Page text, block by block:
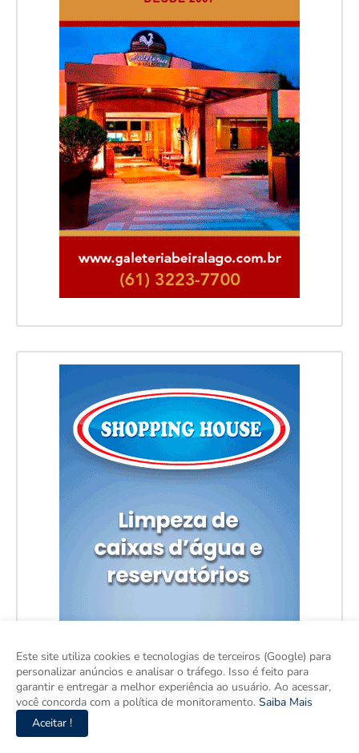
Este site utiliza cookies e tecnologias de terceiros (Google) para
personalizar anúncios e analisar o tráfego. Isso é feito para
garantir e entregar a melhor experiência ao usuário. Ao acessar,
você concorda com a política de monitoramento. Saiba Mais
Aceitar !